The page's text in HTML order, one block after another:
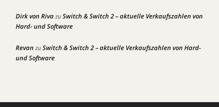
Dirk von RivazuSwitch & Switch 2 – aktuelle Verkaufszahlen von
Hard- und Software
Revan zuSwitch & Switch 2 – aktuelle Verkaufszahlen von Hard-
und Software